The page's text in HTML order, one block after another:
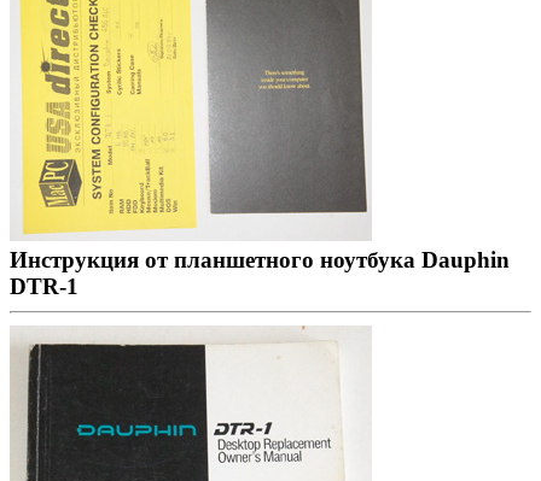
Инструкция от планшетного ноутбука Dauphin
DTR-1